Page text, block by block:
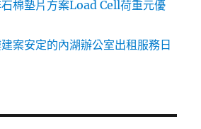
棉墊片方案Load Cell荷重元優
案安定的內湖辦公室出租服務日